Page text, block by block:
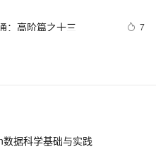
：高阶篇之十三 7
据科学基础与实践